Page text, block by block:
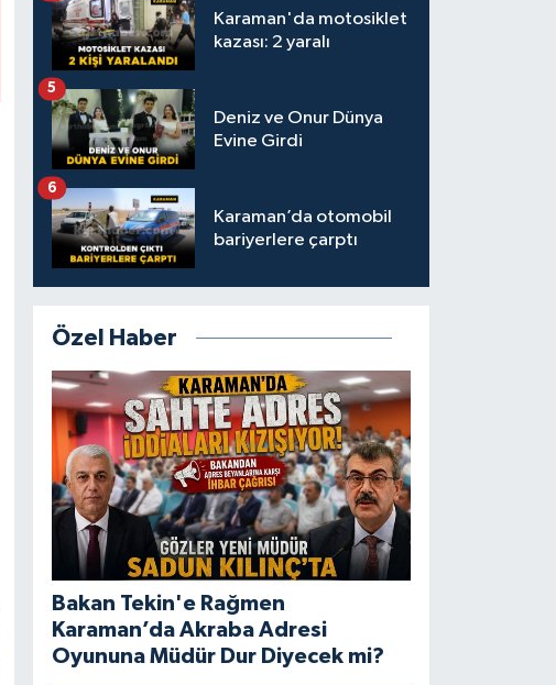
Karaman'da motosiklet
kazası: 2 yaralı
Deniz ve Onur Dünya
Evine Girdi
5
Karaman’da otomobil
bariyerlere çarptı
6
Özel Haber
Bakan Tekin'e Rağmen
Karaman’da Akraba Adresi
Oyununa Müdür Dur Diyecek mi?